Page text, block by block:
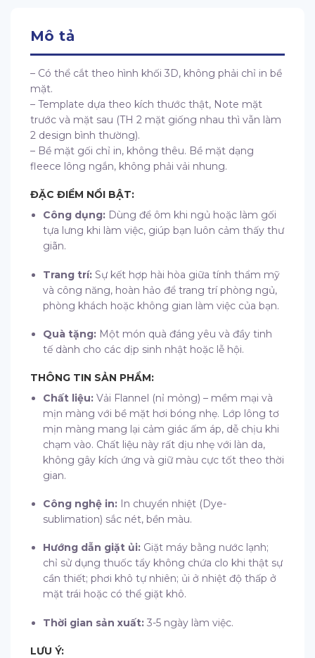
Mô tả
– Có thể cắt theo hình khối 3D, không phải chỉ in bề
mặt.
– Template dựa theo kích thước thật, Note mặt
trước và mặt sau (TH 2 mặt giống nhau thì vẫn làm
2 design bình thường).
– Bề mặt gối chỉ in, không thêu. Bề mặt dạng
fleece lông ngắn, không phải vải nhung.
ĐẶC ĐIỂM NỔI BẬT:
Công dụng: Dùng để ôm khi ngủ hoặc làm gối
tựa lưng khi làm việc, giúp bạn luôn cảm thấy thư
giãn.
Trang trí: Sự kết hợp hài hòa giữa tính thẩm mỹ
và công năng, hoàn hảo để trang trí phòng ngủ,
phòng khách hoặc không gian làm việc của bạn.
Quà tặng: Một món quà đáng yêu và đầy tinh
tế dành cho các dịp sinh nhật hoặc lễ hội.
THÔNG TIN SẢN PHẨM:
Chất liệu: Vải Flannel (nỉ mỏng) – mềm mại và
mịn màng với bề mặt hơi bóng nhẹ. Lớp lông tơ
mịn màng mang lại cảm giác ấm áp, dễ chịu khi
chạm vào. Chất liệu này rất dịu nhẹ với làn da,
không gây kích ứng và giữ màu cực tốt theo thời
gian.
Công nghệ in: In chuyển nhiệt (Dye-
sublimation) sắc nét, bền màu.
Hướng dẫn giặt ủi: Giặt máy bằng nước lạnh;
chỉ sử dụng thuốc tẩy không chứa clo khi thật sự
cần thiết; phơi khô tự nhiên; ủi ở nhiệt độ thấp ở
mặt trái hoặc có thể giặt khô.
Thời gian sản xuất: 3-5 ngày làm việc.
LƯU Ý: